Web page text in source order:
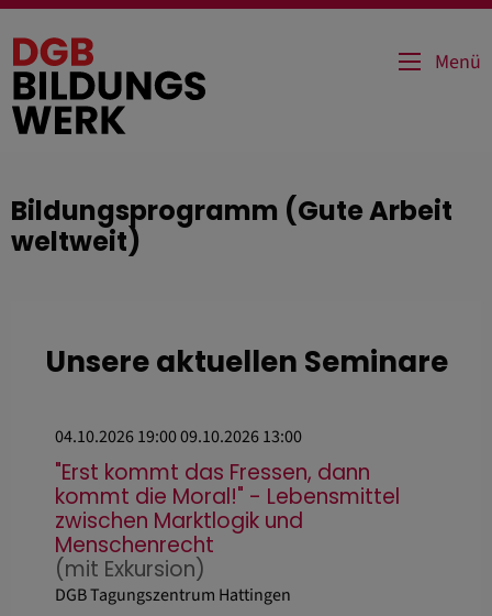
Direkt
zum
Inhalt
Menü
Bildungsprogramm (Gute Arbeit
weltweit)
Unsere aktuellen Seminare
04.10.2026 19:0009.10.2026 13:00
"Erst kommt das Fressen, dann
kommt die Moral!" - Lebensmittel
zwischen Marktlogik und
Menschenrecht
(mit Exkursion)
DGB Tagungszentrum Hattingen